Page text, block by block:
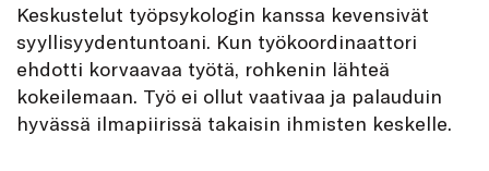
Keskustelut työpsykologin kanssa kevensivät
syyllisyydentuntoani. Kun työkoordinaattori
ehdotti korvaavaa työtä, rohkenin lähteä
kokeilemaan. Työ ei ollut vaativaa ja palauduin
hyvässä ilmapiirissä takaisin ihmisten keskelle.